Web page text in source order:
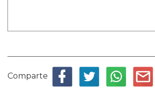
Comparte